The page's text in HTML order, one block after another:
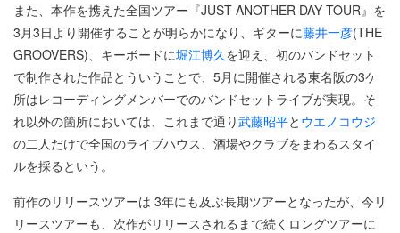
また、本作を携えた全国ツアー『JUST ANOTHER DAY TOUR』を
3月3日より開催することが明らかになり、ギターに藤井一彦(THE
GROOVERS)、キーボードに堀江博久を迎え、初のバンドセット
で制作された作品とういうことで、5月に開催される東名阪の3ケ
所はレコーディングメンバーでのバンドセットライブが実現。そ
れ以外の箇所においては、これまで通り武藤昭平と ウエノコウジ
の二人だけで全国のライブハウス、酒場やクラブをまわるスタイ
ルを採るという。
前作のリリースツアーは 3年にも及ぶ長期ツアーとなったが、今リ
リースツアーも、次作がリリースされるまで続くロングツアーに